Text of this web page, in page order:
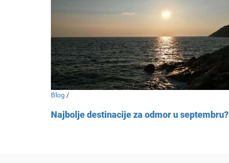
Blog /
Najbolje destinacije za odmor u septembru?